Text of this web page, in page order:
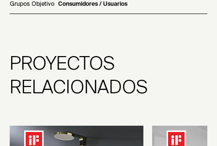
Grupos Objetivo Consumidores / Usuarios
PROYECTOS
RELACIONADOS